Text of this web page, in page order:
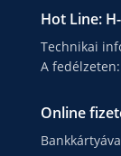
Hot Line:
Technikai
A
Online